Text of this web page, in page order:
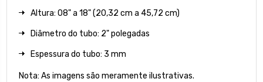
Altura: 08" a 18" (20,32 cm a 45,72 cm)
Diâmetro do tubo: 2" polegadas
Espessura do tubo: 3 mm
Nota: As imagens são meramente ilustrativas.